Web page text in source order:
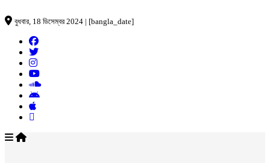
বুধবার, 18 ডিসেম্বর 2024 | [bangla_date]